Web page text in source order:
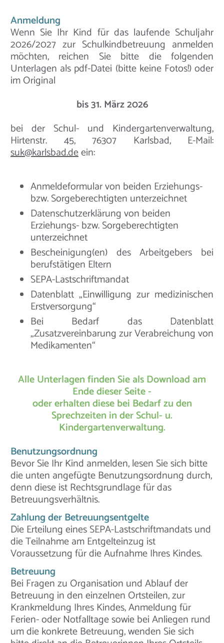
Anmeldung
Wenn Sie Ihr Kind für das laufende Schuljahr
2026/2027 zur Schulkindbetreuung anmelden
möchten, reichen Sie bitte die folgenden
Unterlagen als pdf-Datei (bitte keine Fotos!) oder
im Original
bis 31. März 2026
bei der Schul- und Kindergartenverwaltung,
Hirtenstr. 45, 76307 Karlsbad, E-Mail:
suk@karlsbad.deein:
Anmeldeformular von beiden Erziehungs-
bzw. Sorgeberechtigten unterzeichnet
Datenschutzerklärung von beiden
Erziehungs- bzw. Sorgeberechtigten
unterzeichnet
Bescheinigung(en) des Arbeitgebers bei
berufstätigen Eltern
SEPA-Lastschriftmandat
Datenblatt „Einwilligung zur medizinischen
Erstversorgung“
Bei Bedarf das Datenblatt
„Zusatzvereinbarung zur Verabreichung von
Medikamenten“
Alle Unterlagen finden Sie als Download am
Ende dieser Seite -
oder erhalten diese bei Bedarf zu den
Sprechzeiten in der Schul- u.
Kindergartenverwaltung.
Benutzungsordnung
Bevor Sie Ihr Kind anmelden, lesen Sie sich bitte
die unten angefügte Benutzungsordnung durch,
denn diese ist Rechtsgrundlage für das
Betreuungsverhältnis.
Zahlung der Betreuungsentgelte
Die Erteilung eines SEPA-Lastschriftmandats und
die Teilnahme am Entgelteinzug ist
Voraussetzung für die Aufnahme Ihres Kindes.
Betreuung
Bei Fragen zu Organisation und Ablauf der
Betreuung in den einzelnen Ortsteilen, zur
Krankmeldung Ihres Kindes, Anmeldung für
Ferien- oder Notfalltage sowie bei Anliegen rund
um die konkrete Betreuung, wenden Sie sich